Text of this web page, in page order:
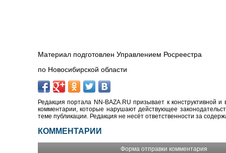
Материал подготовлен Управлением Росреестра
по Новосибирской области
Редакция портала NN-BAZA.RU призывает к конструктивной
комментарии, которые нарушают действующее
теме публикации. Редакция не несёт ответственности за
КОММЕНТАРИИ
Форма отправки комментария